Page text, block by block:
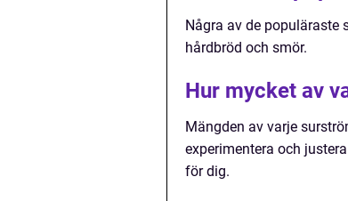
Några av de populäraste
hårdbröd och smör.
Hur mycket av
Mängden av varje
experimentera och
för dig.